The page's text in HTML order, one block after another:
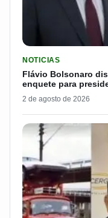
NOTICIAS
Flávio Bolsonaro
enquete para
2 de agosto de 2026